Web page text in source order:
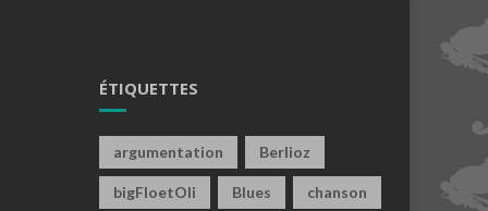
ÉTIQUETTES
argumentation Berlioz
bigFloetOli Blues chanson